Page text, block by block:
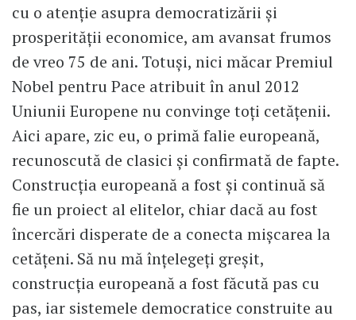
cu o atenție asupra democratizării și
prosperității economice, am avansat frumos
de vreo 75 de ani. Totuși, nici măcar Premiul
Nobel pentru Pace atribuit în anul 2012
Uniunii Europene nu convinge toți cetățenii.
Aici apare, zic eu, o primă falie europeană,
recunoscută de clasici și confirmată de fapte.
Construcția europeană a fost și continuă să
fie un proiect al elitelor, chiar dacă au fost
încercări disperate de a conecta mişcarea la
cetățeni. Să nu mă înțelegeți greșit,
construcția europeană a fost făcută pas cu
pas, iar sistemele democratice construite au